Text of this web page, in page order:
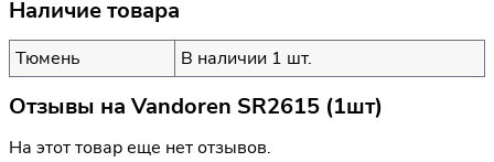
Наличие товара
Тюмень В наличии 1 шт.
Отзывы на Vandoren SR2615 (1шт)
На этот товар еще нет отзывов.